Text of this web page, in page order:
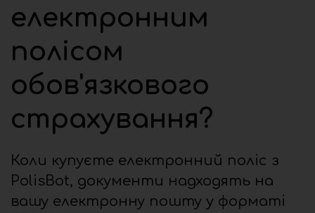
електронним
полісом
обов'язкового
страхування?
Коли купуєте електронний поліс з
PolisBot, документи надходять на
вашу електронну пошту у форматі